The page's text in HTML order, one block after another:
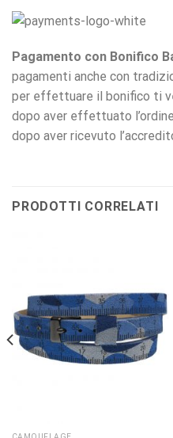
Pagamento con Bonifico
pagamenti anche con
per effettuare il bonifico ti
dopo aver effettuato
dopo aver ricevuto
PRODOTTI CORRELATI